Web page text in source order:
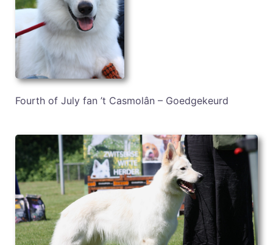
Fourth of July fan ’t Casmolân – Goedgekeurd